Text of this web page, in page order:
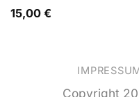
15,00 €
Copyright